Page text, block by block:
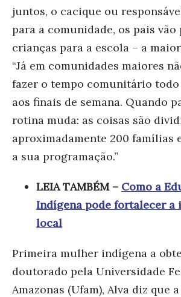
juntos, o cacique ou
para a comunidade, os pais vão
crianças para a escola – a
“Já em comunidades maiores
fazer o tempo comunitário todo
aos finais de semana. Quando
rotina muda: as coisas são
aproximadamente 200 famílias
a sua programação.”
LEIA TAMBÉM – Como a
Indígena pode fortalecer a
local
Primeira mulher indígena a
doutorado pela Universidade
Amazonas (Ufam), Alva diz que